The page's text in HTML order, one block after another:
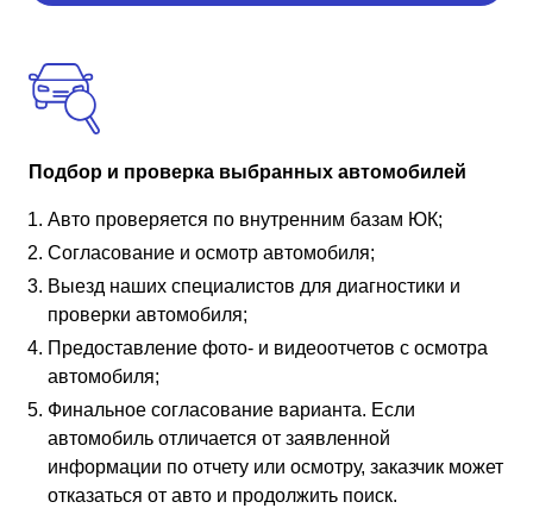
Подбор и проверка выбранных автомобилей
Авто проверяется по внутренним базам ЮК;
Согласование и осмотр автомобиля;
Выезд наших специалистов для диагностики и
проверки автомобиля;
Предоставление фото- и видеоотчетов с осмотра
автомобиля;
Финальное согласование варианта. Если
автомобиль отличается от заявленной
информации по отчету или осмотру, заказчик может
отказаться от авто и продолжить поиск.